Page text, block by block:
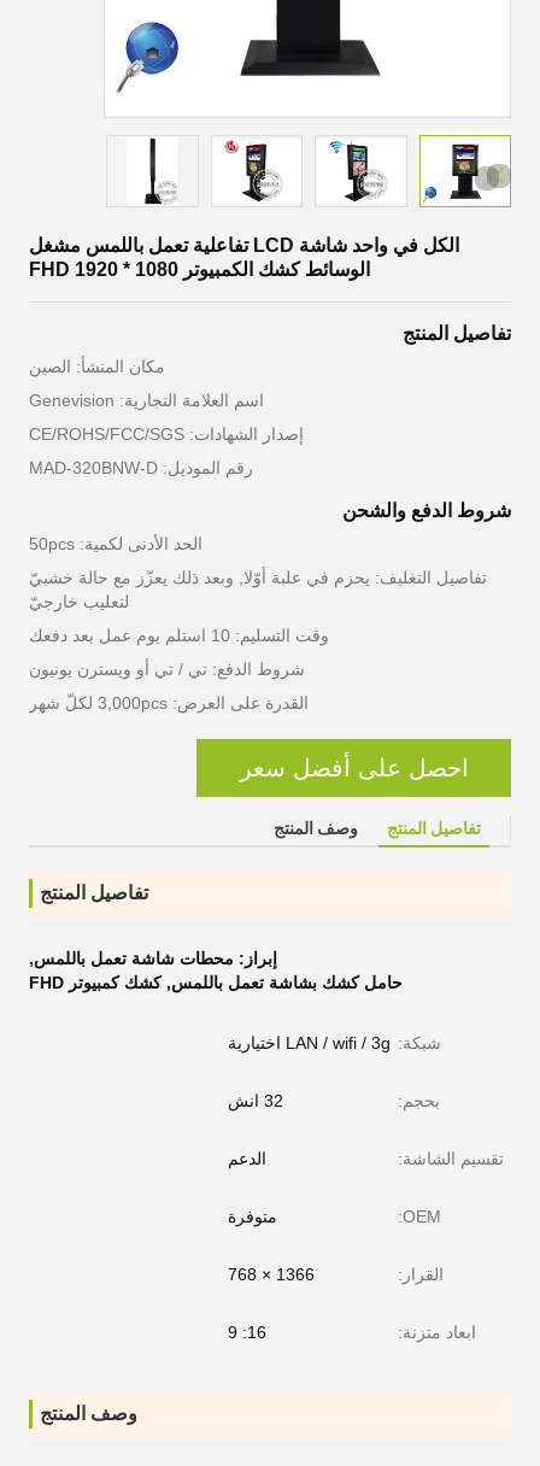
الكل في واحد شاشة LCD تفاعلية تعمل باللمس مشغل
الوسائط كشك الكمبيوتر FHD 1920 * 1080
تفاصيل المنتج
مكان المنشأ: الصين
اسم العلامة التجارية: Genevision
إصدار الشهادات: CE/ROHS/FCC/SGS
رقم الموديل: MAD-320BNW-D
شروط الدفع والشحن
الحد الأدنى لكمية: 50pcs
تفاصيل التغليف: يحزم في علبة أوّلا, وبعد ذلك يعزّز مع حالة خشبيّ
لتعليب خارجيّ
وقت التسليم: 10 استلم يوم عمل بعد دفعك
شروط الدفع: تي / تي أو ويسترن يونيون
القدرة على العرض: 3,000pcs لكلّ شهر
احصل على أفضل سعر
تفاصيل المنتج وصف المنتج
تفاصيل المنتج
إبراز: محطات شاشة تعمل باللمس,
حامل كشك بشاشة تعمل باللمس,كشك كمبيوتر FHD
شبكة: LAN / wifi / 3g اختيارية
بحجم: 32 انش
تقسيم الشاشة: الدعم
OEM: متوفرة
القرار: 1366 × 768
ابعاد متزنة: 16: 9
وصف المنتج